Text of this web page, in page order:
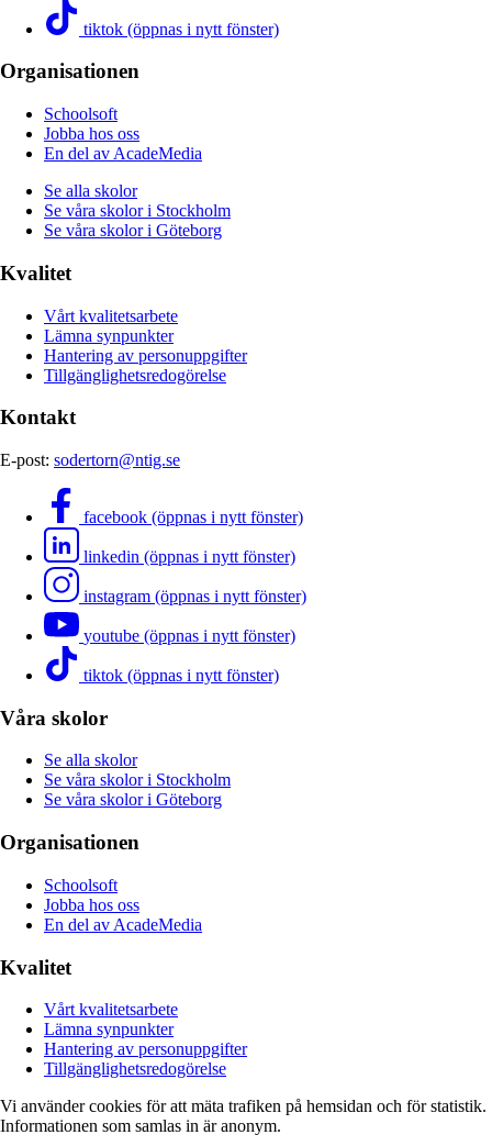
tiktok (öppnas i nytt fönster)
Organisationen
Schoolsoft
Jobba hos oss
En del av AcadeMedia
Se alla skolor
Se våra skolor i Stockholm
Se våra skolor i Göteborg
Kvalitet
Vårt kvalitetsarbete
Lämna synpunkter
Hantering av personuppgifter
Tillgänglighetsredogörelse
Kontakt
E-post: sodertorn@ntig.se
facebook (öppnas i nytt fönster)
linkedin (öppnas i nytt fönster)
instagram (öppnas i nytt fönster)
youtube (öppnas i nytt fönster)
tiktok (öppnas i nytt fönster)
Våra skolor
Se alla skolor
Se våra skolor i Stockholm
Se våra skolor i Göteborg
Organisationen
Schoolsoft
Jobba hos oss
En del av AcadeMedia
Kvalitet
Vårt kvalitetsarbete
Lämna synpunkter
Hantering av personuppgifter
Tillgänglighetsredogörelse
Vi använder cookies för att mäta trafiken på hemsidan och för statistik.
Informationen som samlas in är anonym.